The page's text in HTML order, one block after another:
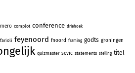
complot conference driehoek
farioli feyenoord fnoord framing godts groningen
quizmaster sevic statements stelling titel